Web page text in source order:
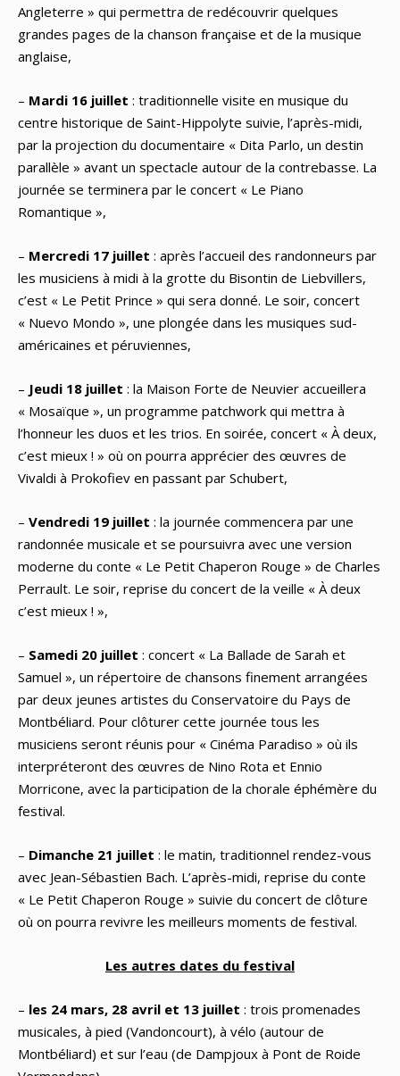
Angleterre » qui permettra de redécouvrir quelques
grandes pages de la chanson française et de la musique
anglaise,
– Mardi 16 juillet : traditionnelle visite en musique du
centre historique de Saint-Hippolyte suivie, l’après-midi,
par la projection du documentaire « Dita Parlo, un destin
parallèle » avant un spectacle autour de la contrebasse. La
journée se terminera par le concert « Le Piano
Romantique »,
– Mercredi 17 juillet : après l’accueil des randonneurs par
les musiciens à midi à la grotte du Bisontin de Liebvillers,
c’est « Le Petit Prince » qui sera donné. Le soir, concert
« Nuevo Mondo », une plongée dans les musiques sud-
américaines et péruviennes,
– Jeudi 18 juillet : la Maison Forte de Neuvier accueillera
« Mosaïque », un programme patchwork qui mettra à
l’honneur les duos et les trios. En soirée, concert « À deux,
c’est mieux ! » où on pourra apprécier des œuvres de
Vivaldi à Prokofiev en passant par Schubert,
– Vendredi 19 juillet : la journée commencera par une
randonnée musicale et se poursuivra avec une version
moderne du conte « Le Petit Chaperon Rouge » de Charles
Perrault. Le soir, reprise du concert de la veille « À deux
c’est mieux ! »,
– Samedi 20 juillet : concert « La Ballade de Sarah et
Samuel », un répertoire de chansons finement arrangées
par deux jeunes artistes du Conservatoire du Pays de
Montbéliard. Pour clôturer cette journée tous les
musiciens seront réunis pour « Cinéma Paradiso » où ils
interpréteront des œuvres de Nino Rota et Ennio
Morricone, avec la participation de la chorale éphémère du
festival.
– Dimanche 21 juillet : le matin, traditionnel rendez-vous
avec Jean-Sébastien Bach. L’après-midi, reprise du conte
« Le Petit Chaperon Rouge » suivie du concert de clôture
où on pourra revivre les meilleurs moments de festival.
Les autres dates du festival
– les 24 mars, 28 avril et 13 juillet : trois promenades
musicales, à pied (Vandoncourt), à vélo (autour de
Montbéliard) et sur l’eau (de Dampjoux à Pont de Roide